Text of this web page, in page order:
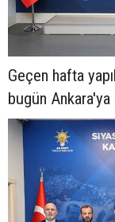
Geçen hafta
bugün Ankara'ya